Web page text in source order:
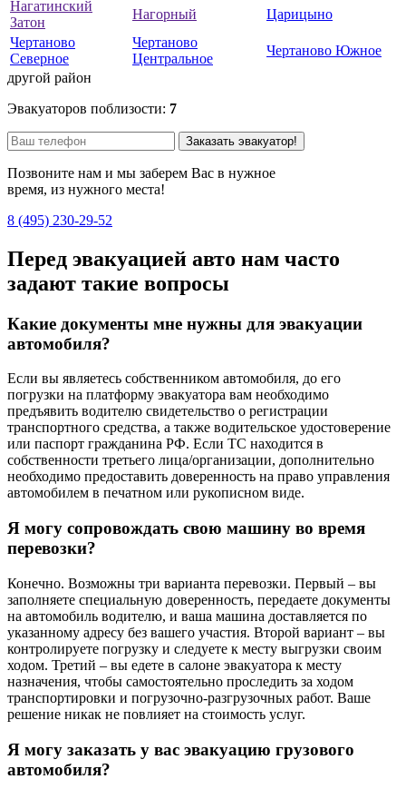
Нагатинский
Затон
Нагорный
Царицыно
Чертаново
Северное
Чертаново
Центральное
Чертаново Южное
другой район
Эвакуаторов поблизости: 7
Заказать эвакуатор!
Позвоните нам и мы заберем Вас в нужное
время, из нужного места!
8 (495) 230-29-52
Перед эвакуацией авто нам часто
задают такие вопросы
Какие документы мне нужны для эвакуации
автомобиля?
Если вы являетесь собственником автомобиля, до его
погрузки на платформу эвакуатора вам необходимо
предъявить водителю свидетельство о регистрации
транспортного средства, а также водительское удостоверение
или паспорт гражданина РФ. Если ТС находится в
собственности третьего лица/организации, дополнительно
необходимо предоставить доверенность на право управления
автомобилем в печатном или рукописном виде.
Я могу сопровождать свою машину во время
перевозки?
Конечно. Возможны три варианта перевозки. Первый – вы
заполняете специальную доверенность, передаете документы
на автомобиль водителю, и ваша машина доставляется по
указанному адресу без вашего участия. Второй вариант – вы
контролируете погрузку и следуете к месту выгрузки своим
ходом. Третий – вы едете в салоне эвакуатора к месту
назначения, чтобы самостоятельно проследить за ходом
транспортировки и погрузочно-разгрузочных работ. Ваше
решение никак не повлияет на стоимость услуг.
Я могу заказать у вас эвакуацию грузового
автомобиля?